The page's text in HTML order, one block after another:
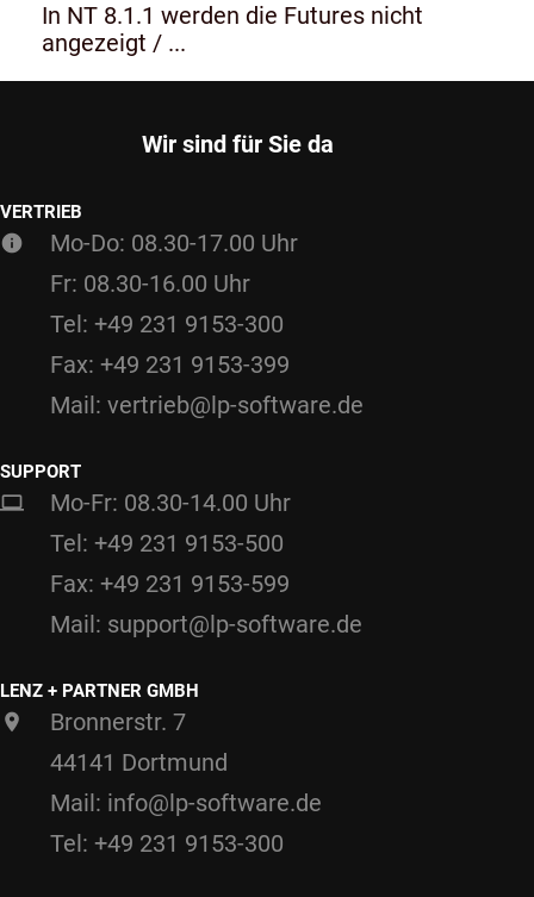
In NT 8.1.1 werden die Futures nicht
angezeigt / ...
Wir sind für Sie da
VERTRIEB
Mo-Do: 08.30-17.00 Uhr
Fr: 08.30-16.00 Uhr
Tel: +49 231 9153-300
Fax: +49 231 9153-399
Mail: vertrieb@lp-software.de
SUPPORT
Mo-Fr: 08.30-14.00 Uhr
Tel: +49 231 9153-500
Fax: +49 231 9153-599
Mail: support@lp-software.de
LENZ + PARTNER GMBH
Bronnerstr. 7
44141 Dortmund
Mail: info@lp-software.de
Tel: +49 231 9153-300